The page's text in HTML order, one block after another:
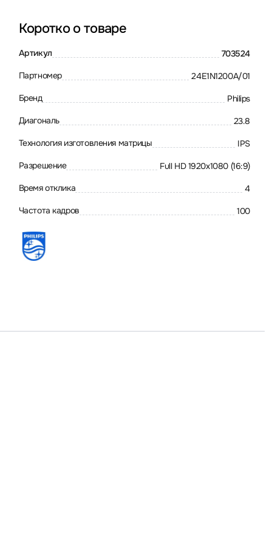
Коротко о товаре
Артикул 703524
Партномер 24E1N1200A/01
Бренд Philips
Диагональ 23.8
Технология изготовления матрицы IPS
Разрешение Full HD 1920x1080 (16:9)
Время отклика 4
Частота кадров 100